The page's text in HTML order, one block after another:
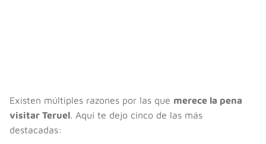
Existen múltiples razones por las que merece la pena
visitar Teruel. Aquí te dejo cinco de las más
destacadas: